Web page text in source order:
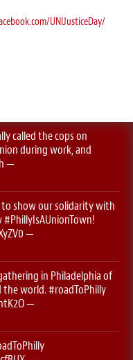
UNIJusticeDay/
called the cops on
during work, and
—
show our solidarity with
#PhillyIsAUnionTown!
—
in Philadelphia of
the world.#roadToPhilly
—